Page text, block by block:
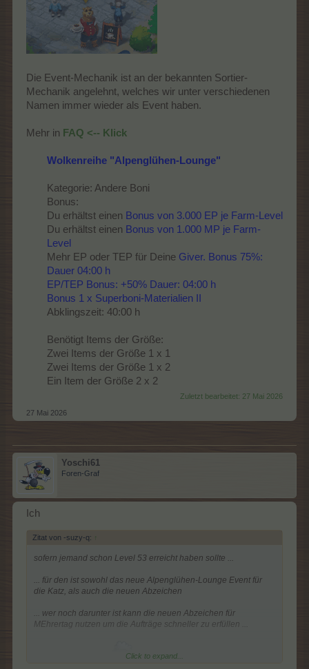
Die Event-Mechanik ist an der bekannten Sortier-
Mechanik angelehnt, welches wir unter verschiedenen
Namen immer wieder als Event haben.
Mehr in FAQ <-- Klick
Wolkenreihe "Alpenglühen-Lounge"
Kategorie: Andere Boni
Bonus:
Du erhältst einen Bonus von 3.000 EP je Farm-Level
Du erhältst einen Bonus von 1.000 MP je Farm-
Level
Mehr EP oder TEP für Deine Giver. Bonus 75%:
Dauer 04:00 h
EP/TEP Bonus: +50% Dauer: 04:00 h
Bonus 1 x Superboni-Materialien II
Abklingszeit: 40:00 h
Benötigt Items der Größe:
Zwei Items der Größe 1 x 1
Zwei Items der Größe 1 x 2
Ein Item der Größe 2 x 2​
Zuletzt bearbeitet: 27 Mai 2026
27 Mai 2026
Yoschi61
Foren-Graf
Ich
Zitat von -suzy-q: ↑
sofern jemand schon Level 53 erreicht haben sollte ...
... für den ist sowohl das neue Alpenglühen-Lounge Event für
die Katz, als auch die neuen Abzeichen
... wer noch darunter ist kann die neuen Abzeichen für
MEhrertag nutzen um die Aufträge schneller zu erfüllen ...
Click to expand...